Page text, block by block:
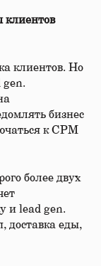
клиентов
клиентов. Но
бизнес
к СРМ
более двух
и lead gen.
доставка еды,